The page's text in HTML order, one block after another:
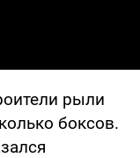
рыли
боксов.